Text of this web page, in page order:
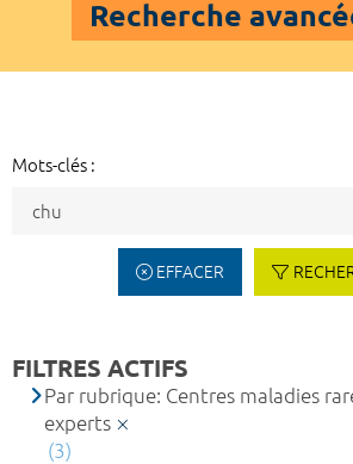
Recherche
Mots-clés :
EFFACER
FILTRES ACTIFS
Par rubrique: Centres maladies
experts
(3)